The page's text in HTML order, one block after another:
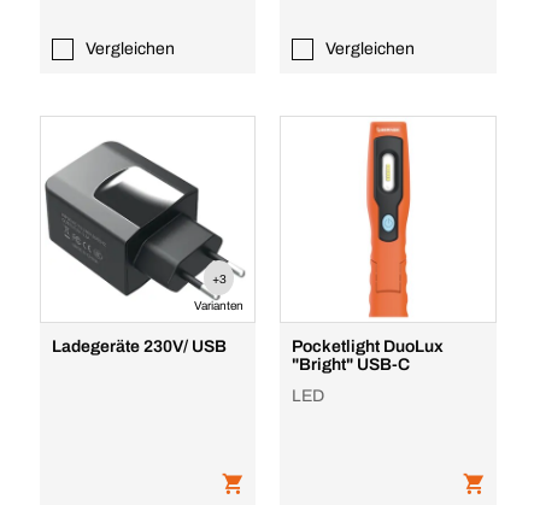
Vergleichen Vergleichen
+3
Varianten
Ladegeräte 230V/ USB
Pocketlight DuoLux
"Bright" USB-C
LED